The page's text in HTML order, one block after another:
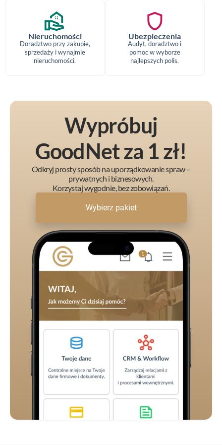
real_estate_agent
Nieruchomości
Doradztwo przy zakupie,
sprzedaży i wynajmie
nieruchomości.
shield
Ubezpieczenia
Audyt, doradztwo i
pomoc w wyborze
najlepszych polis.
Wypróbuj
GoodNet za 1 zł!
Odkryj prosty sposób na uporządkowanie spraw –
prywatnych i biznesowych.
Korzystaj wygodnie, bez zobowiązań.
Wybierz pakiet